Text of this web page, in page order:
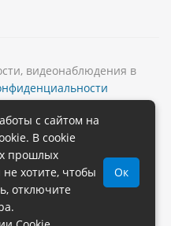
видеонаблюдения в
Разработка
и поддержка сайта
с сайтом на
В cookie
прошлых
хотите, чтобы
отключите
Ок